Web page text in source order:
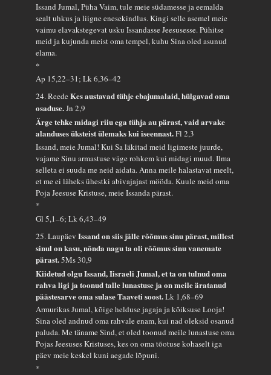
Issand Jumal, Püha Vaim, tule meie südamesse ja eemalda
sealt uhkus ja liigne enesekindlus. Kingi selle asemel meie
vaimu elavakstegevat usku Issandasse Jeesusesse. Pühitse
meid ja kujunda meist oma tempel, kuhu Sina oled asunud
elama.
*
Ap 15,22–31; Lk 6,36–42
24. ReedeKes austavad tühje ebajumalaid, hülgavad oma
osaduse.Jn 2,9
Ärge tehke midagi riiu ega tühja au pärast, vaid arvake
alanduses üksteist ülemaks kui iseennast.Fl 2,3
Issand, meie Jumal! Kui Sa läkitad meid ligimeste juurde,
vajame Sinu armastuse väge rohkem kui midagi muud. Ilma
selleta ei suuda me neid aidata. Anna meile halastavat meelt,
et me ei läheks ühestki abivajajast mööda. Kuule meid oma
Poja Jeesuse Kristuse, meie Issanda pärast.
*
Gl 5,1–6; Lk 6,43–49
25. LaupäevIssand on siis jälle rõõmus sinu pärast, millest
sinul on kasu, nõnda nagu ta oli rõõmus sinu vanemate
pärast.5Ms 30,9
Kiidetud olgu Issand, Iisraeli Jumal, et ta on tulnud oma
rahva ligi ja toonud talle lunastuse ja on meile äratanud
päästesarve oma sulase Taaveti soost.Lk 1,68–69
Armurikas Jumal, kõige helduse jagaja ja kõiksuse Looja!
Sina oled andnud oma rahvale enam, kui nad oleksid osanud
paluda. Me täname Sind, et oled toonud meile lunastuse oma
Pojas Jeesuses Kristuses, kes on oma tõotuse kohaselt iga
päev meie keskel kuni aegade lõpuni.
*